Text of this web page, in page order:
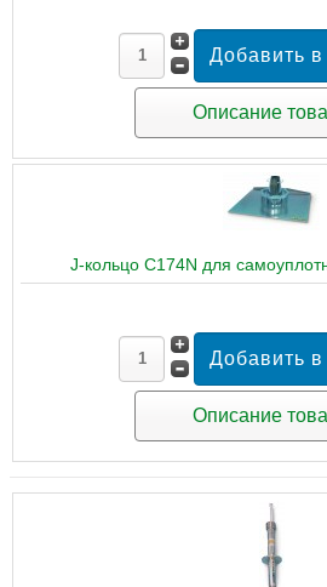
Описание
J-кольцо C174N для
Описание